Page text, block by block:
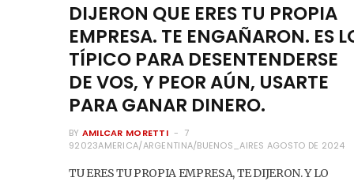
DIJERON QUE ERES TU PROPIA
EMPRESA. TE ENGAÑARON. ES
TÍPICO PARA DESENTENDERSE
DE VOS, Y PEOR AÚN, USARTE
PARA GANAR DINERO.
BY AMILCAR MORETTI
7
92023AMERICA/ARGENTINA/BUENOS_AIRES AGOSTO DE 2024
TU ERES TU PROPIA EMPRESA, TE DIJERON. Y LO